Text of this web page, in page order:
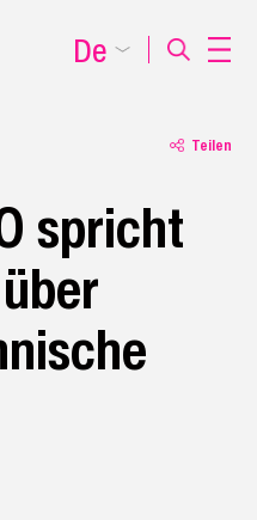
Teilen
spricht
De